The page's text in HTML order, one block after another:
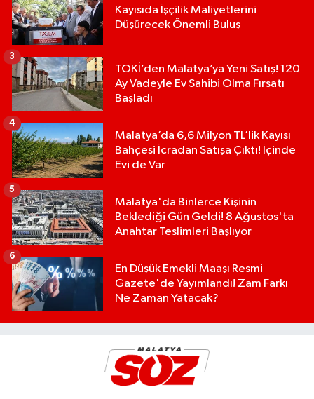
Kayısıda İşçilik Maliyetlerini
Düşürecek Önemli Buluş
TOKİ’den Malatya’ya Yeni Satış! 120
Ay Vadeyle Ev Sahibi Olma Fırsatı
Başladı
3
Malatya’da 6,6 Milyon TL’lik Kayısı
Bahçesi İcradan Satışa Çıktı! İçinde
Evi de Var
4
Malatya'da Binlerce Kişinin
Beklediği Gün Geldi! 8 Ağustos'ta
Anahtar Teslimleri Başlıyor
5
En Düşük Emekli Maaşı Resmi
Gazete'de Yayımlandı! Zam Farkı
Ne Zaman Yatacak?
6